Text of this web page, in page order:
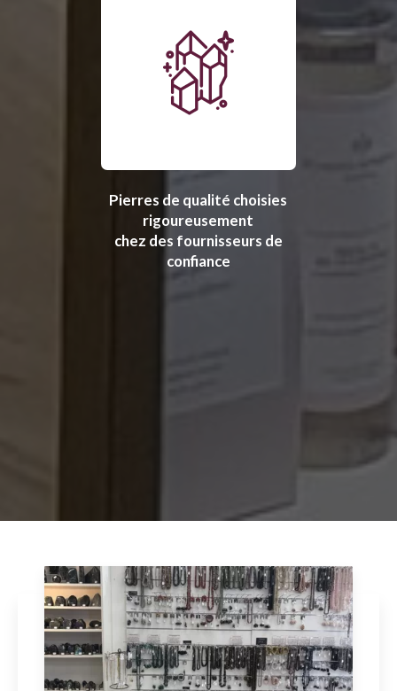
Pierres de qualité choisies
rigoureusement
chez des fournisseurs de
confiance